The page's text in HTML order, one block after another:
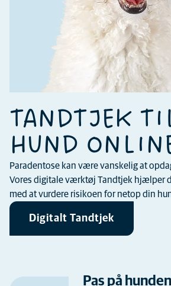
TANDTJEK
HUND
Paradentose kan være vanskelig at
Vores digitale værktøj Tandtjek hjælper
med at vurdere risikoen for netop din
Digitalt Tandtjek
Pas på